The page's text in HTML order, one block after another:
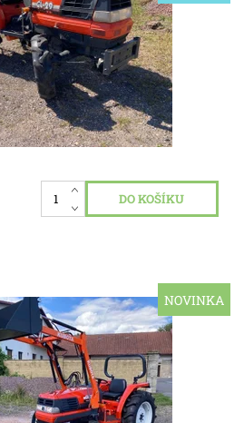
ks
NOVINKA
321 Grandel s čelním nakladačem
ks